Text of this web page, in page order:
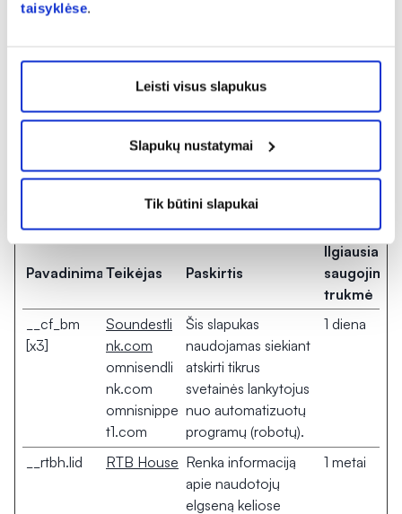
taisyklėse.
Leisti visus slapukus
Slapukų nustatymai
Tik būtini slapukai
Rinkodaros slapukai naudojami lankytojams stebėti
daugelyje svetainių. Tuo siekiama rodyti atskiram
naudotojui pritaikytus ir jį dominančius skelbimus – tokie
PavadinimasTeikėjas Paskirtis
Ilgiausia
saugojimo
trukmė
__cf_bm
[x3]
Soundestli
nk.com
omnisendli
nk.com
omnisnippe
t1.com
Šis slapukas
naudojamas siekiant
atskirti tikrus
svetainės lankytojus
nuo automatizuotų
programų (robotų).
1 diena
__rtbh.lid RTB House Renka informaciją
apie naudotojų
elgseną keliose
1 metai